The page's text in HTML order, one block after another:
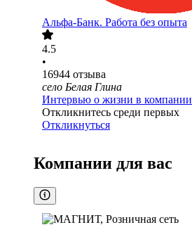
Альфа-Банк. Работа без опыта
4.5
•
16944 отзыва
село Белая Глина
Интервью о жизни в компании
Откликнитесь среди первых
Откликнуться
Компании для вас